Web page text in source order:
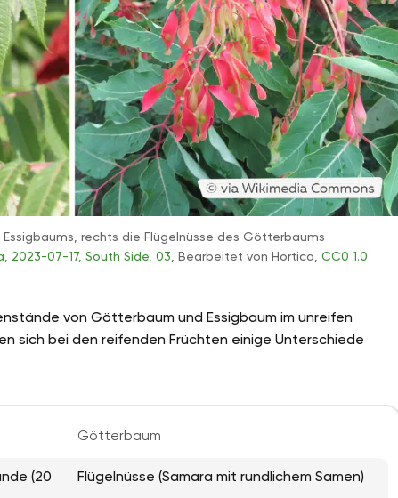
rechts die Flügelnüsse des Götterbaums
2023-07-17, South Side, 03 , Bearbeitet von Hortica, CC0 1.0
von Götterbaum und Essigbaum im unreifen
sich bei den reifenden Früchten einige Unterschiede
Götterbaum
(20
Flügelnüsse (Samara mit rundlichem Samen)